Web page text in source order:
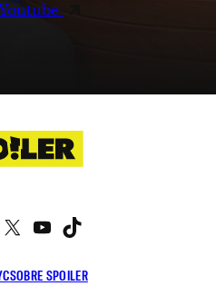
SOBRE SPOILER
Instagram
X YouTube